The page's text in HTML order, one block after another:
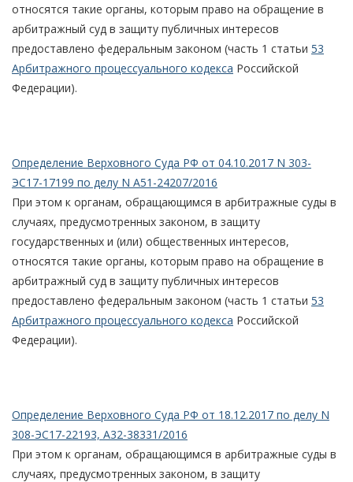
относятся такие органы, которым право на обращение в
арбитражный суд в защиту публичных интересов
предоставлено федеральным законом (часть 1 статьи 53
Арбитражного процессуального кодекса Российской
Федерации).
Определение Верховного Суда РФ от 04.10.2017 N 303-
ЭС17-17199 по делу N А51-24207/2016
При этом к органам, обращающимся в арбитражные суды в
случаях, предусмотренных законом, в защиту
государственных и (или) общественных интересов,
относятся такие органы, которым право на обращение в
арбитражный суд в защиту публичных интересов
предоставлено федеральным законом (часть 1 статьи 53
Арбитражного процессуального кодекса Российской
Федерации).
Определение Верховного Суда РФ от 18.12.2017 по делу N
308-ЭС17-22193, А32-38331/2016
При этом к органам, обращающимся в арбитражные суды в
случаях, предусмотренных законом, в защиту